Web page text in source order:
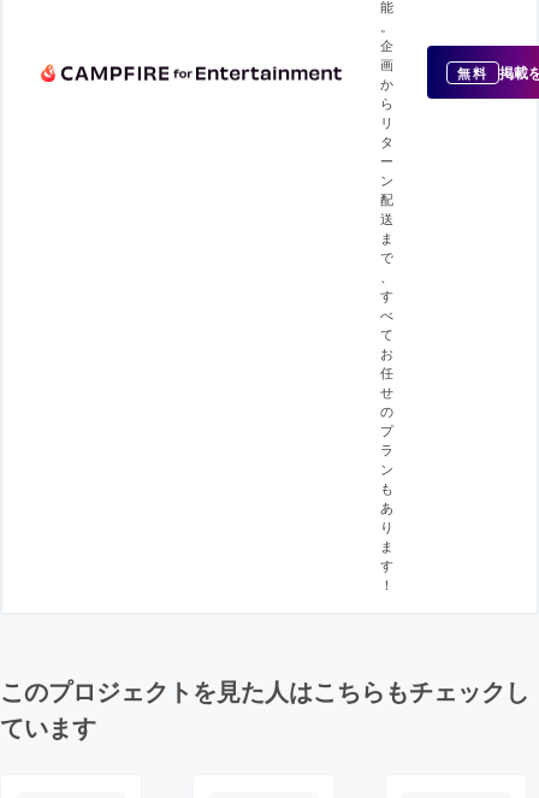
能
。
企
画
か
ら
リ
タ
ー
ン
配
送
ま
で
、
す
べ
て
お
任
せ
の
プ
ラ
ン
も
あ
り
ま
す
！
無料 掲載
このプロジェクトを見た人はこちらもチェックし
ています